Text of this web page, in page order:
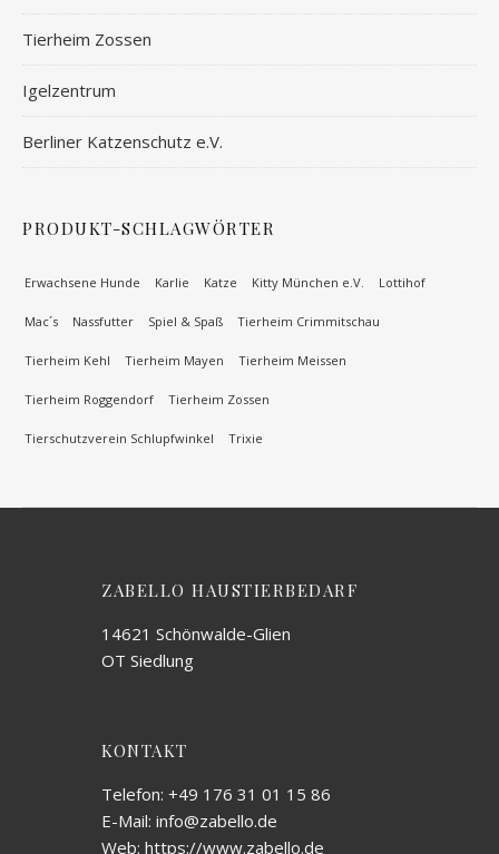
Tierheim Zossen
Igelzentrum
Berliner Katzenschutz e.V.
PRODUKT-SCHLAGWÖRTER
Erwachsene Hunde Karlie Katze Kitty München e.V. Lottihof
Mac´s Nassfutter Spiel & Spaß Tierheim Crimmitschau
Tierheim Kehl Tierheim Mayen Tierheim Meissen
Tierheim Roggendorf Tierheim Zossen
Tierschutzverein Schlupfwinkel Trixie
ZABELLO HAUSTIERBEDARF
14621 Schönwalde-Glien
OT Siedlung
KONTAKT
Telefon: +49 176 31 01 15 86
E-Mail: info@zabello.de
Web: https://www.zabello.de